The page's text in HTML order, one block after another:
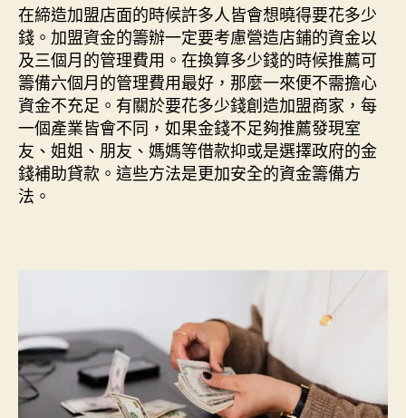
在締造加盟店面的時候許多人皆會想曉得要花多少
錢。加盟資金的籌辦一定要考慮營造店鋪的資金以
及三個月的管理費用。在換算多少錢的時候推薦可
籌備六個月的管理費用最好，那麼一來便不需擔心
資金不充足。有關於要花多少錢創造加盟商家，每
一個產業皆會不同，如果金錢不足夠推薦發現室
友、姐姐、朋友、媽媽等借款抑或是選擇政府的金
錢補助貸款。這些方法是更加安全的資金籌備方
法。